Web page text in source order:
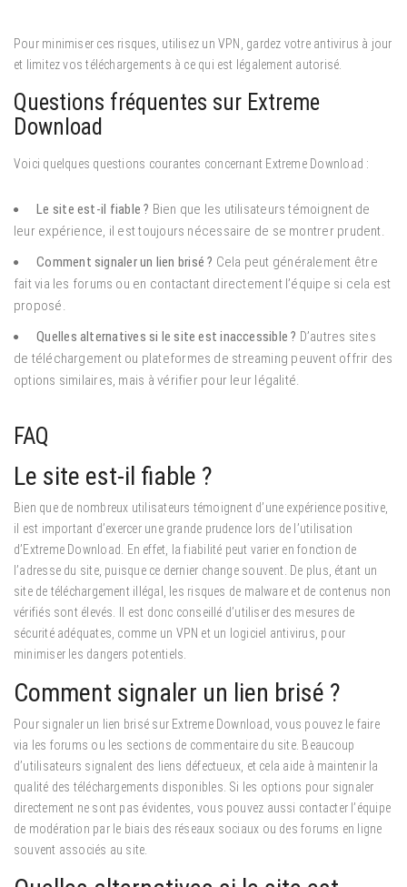
Pour minimiser ces risques, utilisez un VPN, gardez votre antivirus à jour
et limitez vos téléchargements à ce qui est légalement autorisé.
Questions fréquentes sur Extreme
Download
Voici quelques questions courantes concernant Extreme Download :
Le site est-il fiable ? Bien que les utilisateurs témoignent de
leur expérience, il est toujours nécessaire de se montrer prudent.
Comment signaler un lien brisé ? Cela peut généralement être
fait via les forums ou en contactant directement l’équipe si cela est
proposé.
Quelles alternatives si le site est inaccessible ? D’autres sites
de téléchargement ou plateformes de streaming peuvent offrir des
options similaires, mais à vérifier pour leur légalité.
FAQ
Le site est-il fiable ?
Bien que de nombreux utilisateurs témoignent d’une expérience positive,
il est important d’exercer une grande prudence lors de l’utilisation
d’Extreme Download.
En effet, la fiabilité peut varier en fonction de
l’adresse du site, puisque ce dernier change souvent. De plus, étant un
site de téléchargement illégal, les risques de malware et de contenus non
vérifiés sont élevés. Il est donc conseillé d’utiliser des mesures de
sécurité adéquates, comme un VPN et un logiciel antivirus, pour
minimiser les dangers potentiels.
Comment signaler un lien brisé ?
Pour signaler un lien brisé sur Extreme Download, vous pouvez le faire
via les forums ou les sections de commentaire du site. Beaucoup
d’utilisateurs signalent des liens défectueux, et cela aide à maintenir la
qualité des téléchargements disponibles. Si les options pour signaler
directement ne sont pas évidentes, vous pouvez aussi contacter l’équipe
de modération par le biais des réseaux sociaux ou des forums en ligne
souvent associés au site.